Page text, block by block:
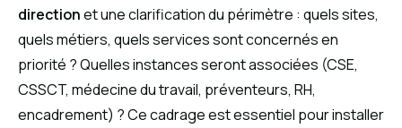
directionet une clarification du périmètre : quels sites,
quels métiers, quels services sont concernés en
priorité ? Quelles instances seront associées (CSE,
CSSCT, médecine du travail, préventeurs, RH,
encadrement) ? Ce cadrage est essentiel pour installer